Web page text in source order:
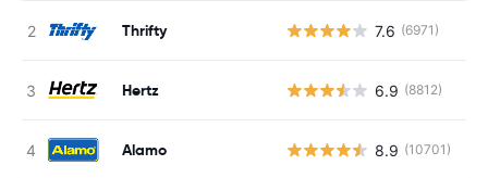
Thrifty 7.6 (6971)
Hertz 6.9 (8812)
Alamo 8.9 (10701)